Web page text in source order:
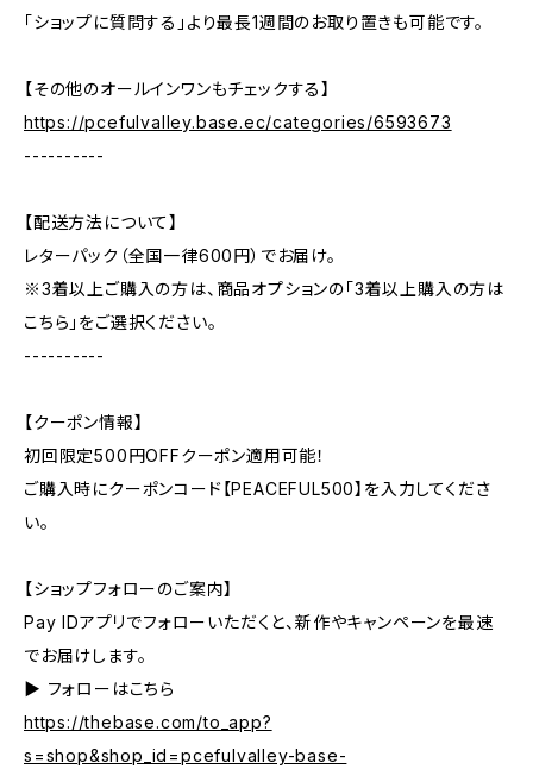
「ショップに質問する」より最長1週間のお取り置きも可能です。
【その他のオールインワンもチェックする】
https://pcefulvalley.base.ec/categories/6593673
----------
【配送方法について】
レターパック（全国一律600円）でお届け。
※3着以上ご購入の方は、商品オプションの「3着以上購入の方は
こちら」をご選択ください。
----------
【クーポン情報】
初回限定500円OFFクーポン適用可能！
ご購入時にクーポンコード【PEACEFUL500】を入力してくださ
い。
【ショップフォローのご案内】
Pay IDアプリでフォローいただくと、新作やキャンペーンを最速
でお届けします。
▶︎ フォローはこちら
https://thebase.com/to_app?
s=shop&shop_id=pcefulvalley-base-